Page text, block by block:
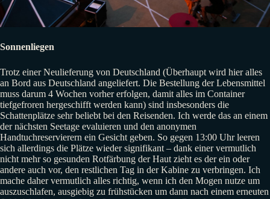
Sonnenliegen
Trotz einer Neulieferung von Deutschland (Überhaupt wird hier alles
an Bord aus Deutschland angeliefert. Die Bestellung der Lebensmittel
muss darum 4 Wochen vorher erfolgen, damit alles im Container
tiefgefroren hergeschifft werden kann) sind insbesonders die
Schattenplätze sehr beliebt bei den Reisenden. Ich werde das an einem
der nächsten Seetage evaluieren und den anonymen
Handtuchreservierern ein Gesicht geben. So gegen 13:00 Uhr leeren
sich allerdings die Plätze wieder signifikant – dank einer vermutlich
nicht mehr so gesunden Rotfärbung der Haut zieht es der ein oder
andere auch vor, den restlichen Tag in der Kabine zu verbringen. Ich
mache daher vermutlich alles richtig, wenn ich den Mogen nutze um
auszuschlafen, ausgiebig zu frühstücken um dann nach einem erneuten